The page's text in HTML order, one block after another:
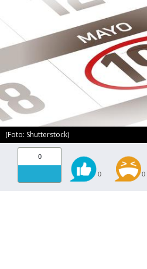
(Foto: Shutterstock)
0
0 0